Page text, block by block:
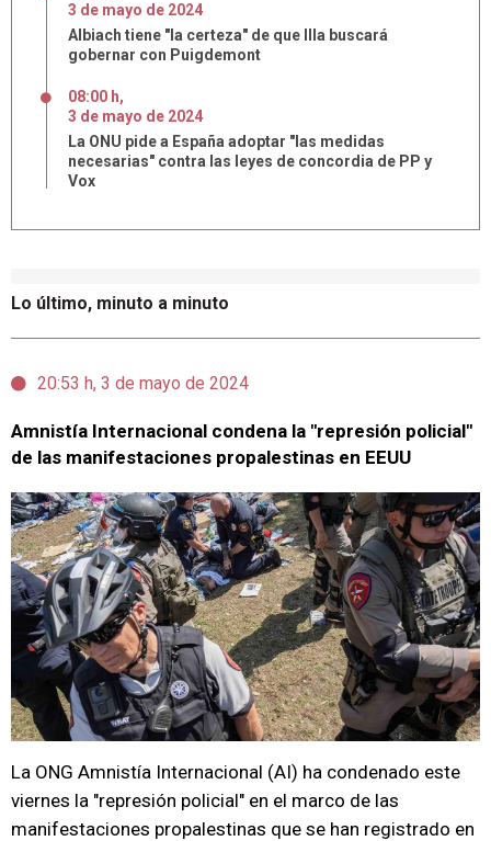
Lo último, minuto a minuto
20:53 h, 3 de mayo de 2024
Amnistía Internacional condena la "represión policial"
de las manifestaciones propalestinas en EEUU
La ONG Amnistía Internacional (AI) ha condenado este
viernes la "represión policial" en el marco de las
manifestaciones propalestinas que se han registrado en
3 de mayo de 2024
Albiach tiene "la certeza" de que Illa buscará
gobernar con Puigdemont
08:00 h,
3 de mayo de 2024
La ONU pide a España adoptar "las medidas
necesarias" contra las leyes de concordia de PP y
Vox